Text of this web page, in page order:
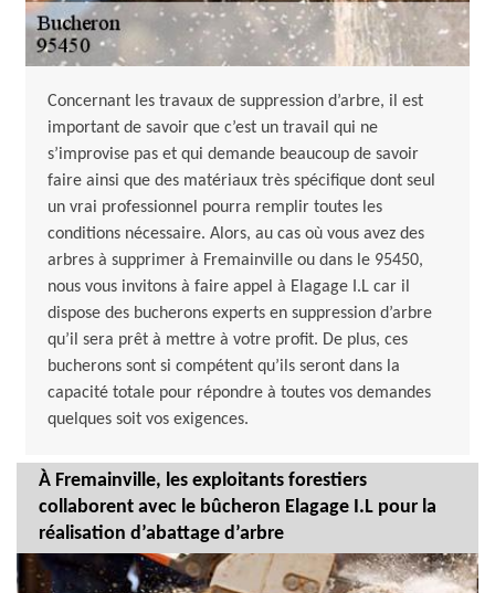
Concernant les travaux de suppression d’arbre, il est
important de savoir que c’est un travail qui ne
s’improvise pas et qui demande beaucoup de savoir
faire ainsi que des matériaux très spécifique dont seul
un vrai professionnel pourra remplir toutes les
conditions nécessaire. Alors, au cas où vous avez des
arbres à supprimer à Fremainville ou dans le 95450,
nous vous invitons à faire appel à Elagage I.L car il
dispose des bucherons experts en suppression d’arbre
qu’il sera prêt à mettre à votre profit. De plus, ces
bucherons sont si compétent qu’ils seront dans la
capacité totale pour répondre à toutes vos demandes
quelques soit vos exigences.
À Fremainville, les exploitants forestiers
collaborent avec le bûcheron Elagage I.L pour la
réalisation d’abattage d’arbre